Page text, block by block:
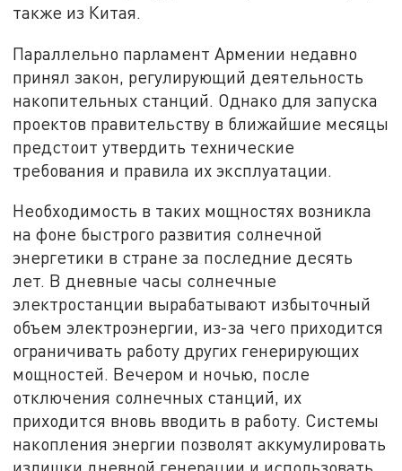
также из Китая.
Параллельно парламент Армении недавно
принял закон, регулирующий деятельность
накопительных станций. Однако для запуска
проектов правительству в ближайшие месяцы
предстоит утвердить технические
требования и правила их эксплуатации.
Необходимость в таких мощностях возникла
на фоне быстрого развития солнечной
энергетики в стране за последние десять
лет. В дневные часы солнечные
электростанции вырабатывают избыточный
объем электроэнергии, из-за чего приходится
ограничивать работу других генерирующих
мощностей. Вечером и ночью, после
отключения солнечных станций, их
приходится вновь вводить в работу. Системы
накопления энергии позволят аккумулировать